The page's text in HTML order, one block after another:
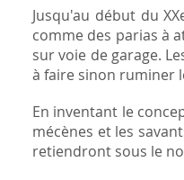
Jusqu'au début du
comme des parias à
sur voie de garage.
à faire sinon ruminer
En inventant le
mécènes et les
retiendront sous le